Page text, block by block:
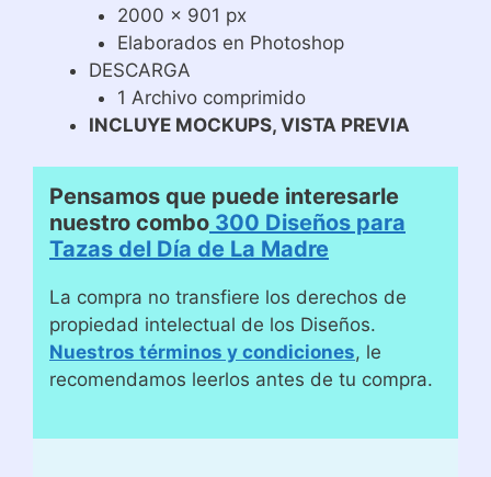
2000 x 901 px
Elaborados en Photoshop
DESCARGA
1 Archivo comprimido
INCLUYE MOCKUPS, VISTA PREVIA
Pensamos que puede interesarle
nuestro combo 300 Diseños para
Tazas del Día de La Madre
La compra no transfiere los derechos de
propiedad intelectual de los Diseños.
Nuestros términos y condiciones, le
recomendamos leerlos antes de tu compra.